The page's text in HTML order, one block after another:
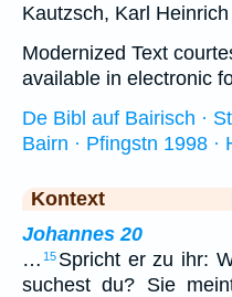
Kautzsch, Karl
Modernized Text
available in electronic
De Bibl auf Bairisch ·
Bairn · Pfingstn 1998 ·
Kontext
Johannes 20
… 15 Spricht er zu ihr:
suchest du? Sie